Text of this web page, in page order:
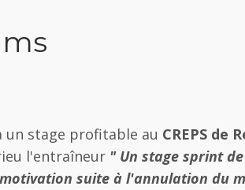
un stage profitable au CREPS de
l'entraîneur " Un stage sprint
suite à l'annulation du